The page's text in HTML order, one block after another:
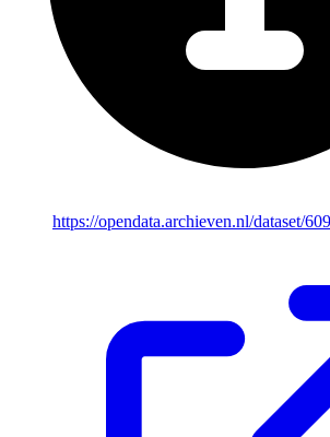
https://opendata.archieven.nl/dataset/